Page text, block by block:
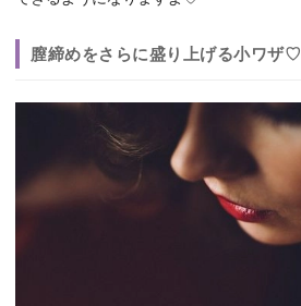
膣締めをさらに盛り上げる小ワザ♡